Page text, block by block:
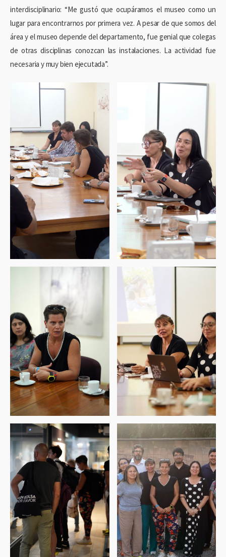
interdisciplinario: “Me gustó que ocupáramos el museo como un
lugar para encontrarnos por primera vez. A pesar de que somos del
área y el museo depende del departamento, fue genial que colegas
de otras disciplinas conozcan las instalaciones. La actividad fue
necesaria y muy bien ejecutada”.